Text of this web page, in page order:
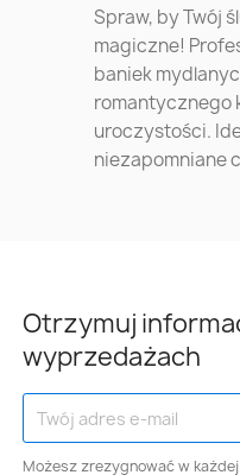
Spraw, by Twój
magiczne!
baniek
romantycznego
uroczystości.
niezapomniane
Otrzymuj
wyprzedażach
Możesz zrezygnować w